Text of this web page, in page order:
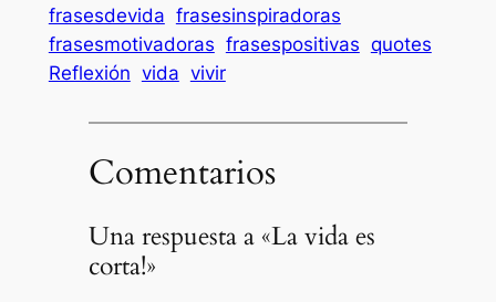
frasesdevida frasesinspiradoras
frasesmotivadoras frasespositivas quotes
Reflexión vida vivir
Comentarios
Una respuesta a «La vida es
corta!»